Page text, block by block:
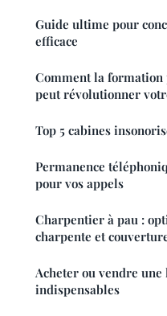
Guide ultime pour
efficace
Comment la
peut révolutionner
Top 5 cabines
Permanence
pour vos appels
Charpentier à pau :
charpente et
Acheter ou vendre une
indispensables